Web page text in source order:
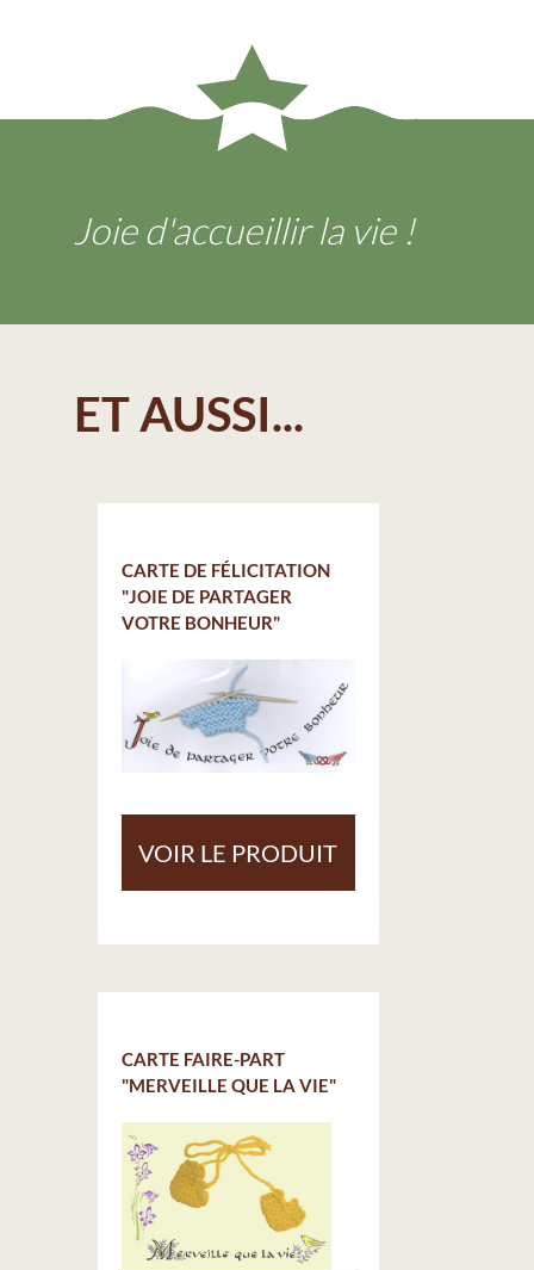
Joie d'accueillir la vie !
ET AUSSI...
CARTE DE FÉLICITATION
"JOIE DE PARTAGER
VOTRE BONHEUR"
VOIR LE PRODUIT
CARTE FAIRE-PART
"MERVEILLE QUE LA VIE"